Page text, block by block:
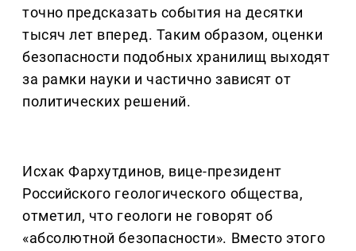
точно предсказать события на десятки
тысяч лет вперед. Таким образом, оценки
безопасности подобных хранилищ выходят
за рамки науки и частично зависят от
политических решений.
Исхак Фархутдинов, вице-президент
Российского геологического общества,
отметил, что геологи не говорят об
«абсолютной безопасности». Вместо этого